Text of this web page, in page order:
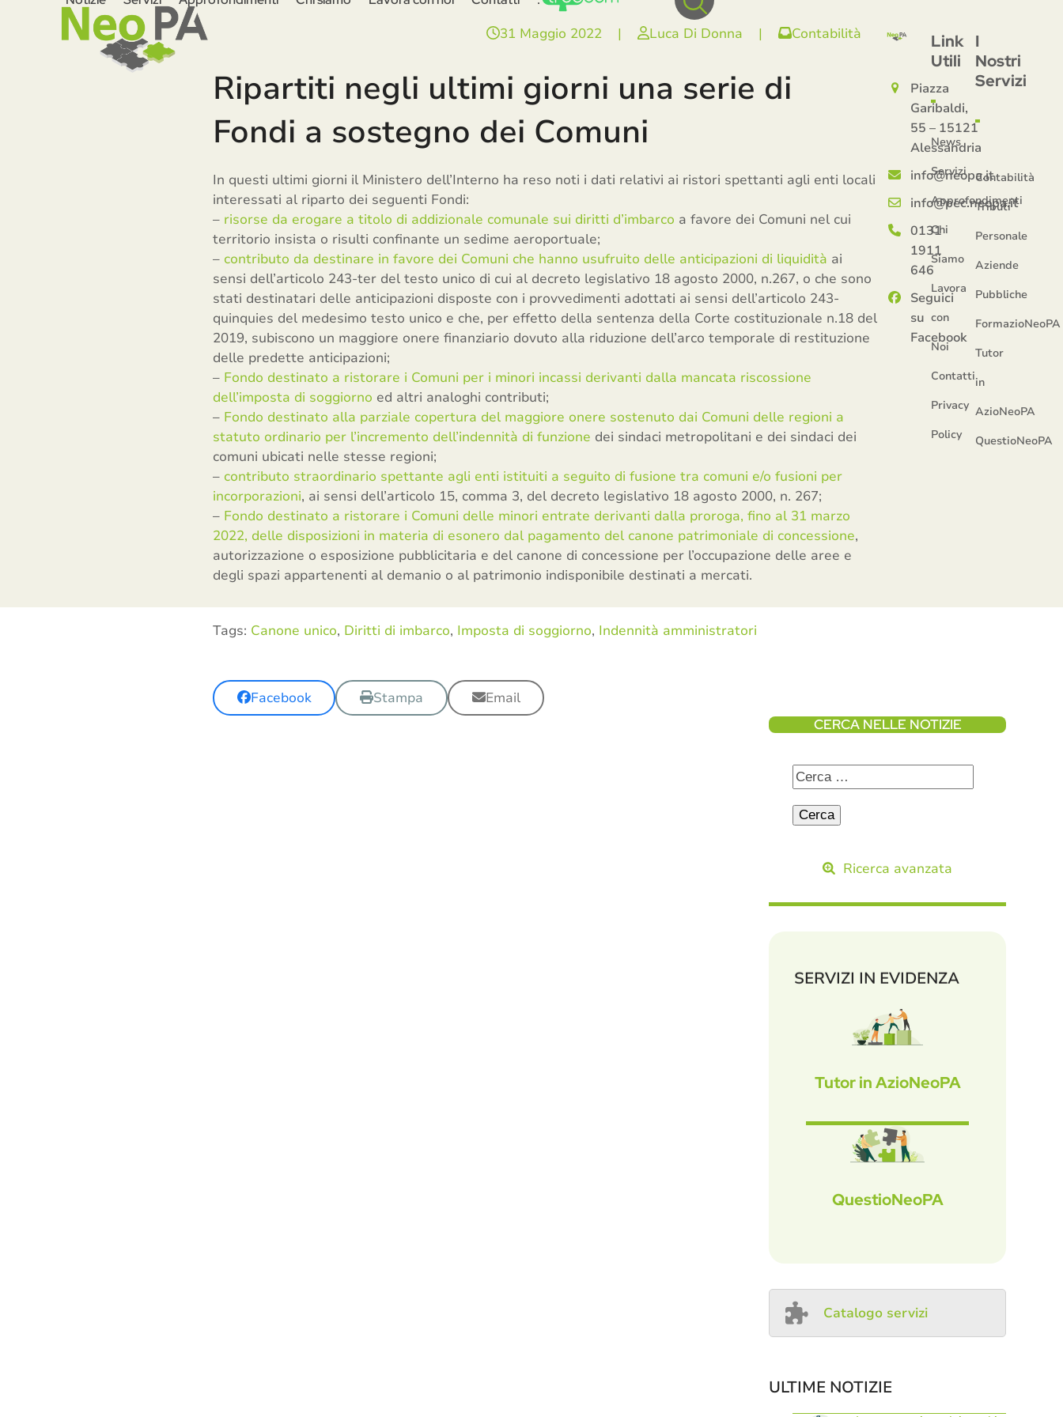
31 Maggio 2022 | Luca Di Donna | Contabilità
Ripartiti negli ultimi giorni una serie di
Fondi a sostegno dei Comuni
In questi ultimi giorni il Ministero dell’Interno ha reso noti i dati relativi ai ristori spettanti agli enti locali
interessati al riparto dei seguenti Fondi:
– risorse da erogare a titolo di addizionale comunale sui diritti d’imbarco a favore dei Comuni nel cui
territorio insista o risulti confinante un sedime aeroportuale;
– contributo da destinare in favore dei Comuni che hanno usufruito delle anticipazioni di liquidità ai
sensi dell’articolo 243-ter del testo unico di cui al decreto legislativo 18 agosto 2000, n.267, o che sono
stati destinatari delle anticipazioni disposte con i provvedimenti adottati ai sensi dell’articolo 243-
quinquies del medesimo testo unico e che, per effetto della sentenza della Corte costituzionale n.18 del
2019, subiscono un maggiore onere finanziario dovuto alla riduzione dell’arco temporale di restituzione
delle predette anticipazioni;
– Fondo destinato a ristorare i Comuni per i minori incassi derivanti dalla mancata riscossione
dell’imposta di soggiorno ed altri analoghi contributi;
– Fondo destinato alla parziale copertura del maggiore onere sostenuto dai Comuni delle regioni a
statuto ordinario per l’incremento dell’indennità di funzione dei sindaci metropolitani e dei sindaci dei
comuni ubicati nelle stesse regioni;
– contributo straordinario spettante agli enti istituiti a seguito di fusione tra comuni e/o fusioni per
incorporazioni, ai sensi dell’articolo 15, comma 3, del decreto legislativo 18 agosto 2000, n. 267;
– Fondo destinato a ristorare i Comuni delle minori entrate derivanti dalla proroga, fino al 31 marzo
2022, delle disposizioni in materia di esonero dal pagamento del canone patrimoniale di concessione,
autorizzazione o esposizione pubblicitaria e del canone di concessione per l’occupazione delle aree e
degli spazi appartenenti al demanio o al patrimonio indisponibile destinati a mercati.
Tags: Canone unico, Diritti di imbarco, Imposta di soggiorno, Indennità amministratori
Facebook Stampa Email
CERCA NELLE NOTIZIE
Ricerca avanzata
SERVIZI IN EVIDENZA
Tutor in AzioNeoPA
QuestioNeoPA
Catalogo servizi
ULTIME NOTIZIE
Piazza
Garibaldi,
55 – 15121
Alessandria
info@neopa.it
info@pec.neopa.it
0131
1911
646
Seguici
su
Facebook
Link
Utili
News
Servizi
Approfondimenti
Chi
Siamo
Lavora
con
Noi
Contatti
Privacy
Policy
I
Nostri
Servizi
Contabilità
Tributi
Personale
Aziende
Pubbliche
FormazioNeoPA
Tutor
in
AzioNeoPA
QuestioNeoPA